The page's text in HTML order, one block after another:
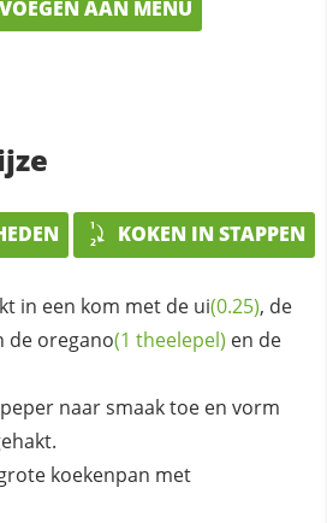
AAN MENU
KOKEN IN STAPPEN
in een kom met de ui(0.25), de
de oregano(1 theelepel) en de
naar smaak toe en vorm
koekenpan met